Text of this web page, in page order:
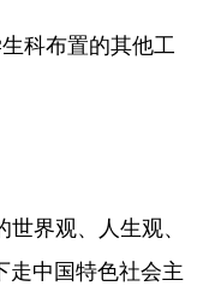
科布置的其他工
界观、人生观、
走中国特色社会主